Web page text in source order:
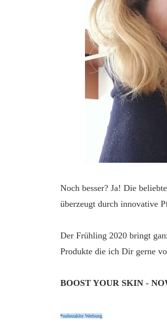
Noch besser? Ja! Die beliebte
überzeugt durch innovative
Der Frühling 2020 bringt
Produkte die ich Dir gerne
BOOST YOUR SKIN -
*unbezahlte Werbung